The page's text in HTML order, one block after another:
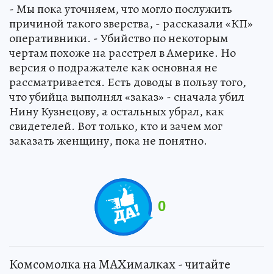
- Мы пока уточняем, что могло послужить
причиной такого зверства, - рассказали «КП»
оперативники. - Убийство по некоторым
чертам похоже на расстрел в Америке. Но
версия о подражателе как основная не
рассматривается. Есть доводы в пользу того,
что убийца выполнял «заказ» - сначала убил
Нину Кузнецову, а остальных убрал, как
свидетелей. Вот только, кто и зачем мог
заказать женщину, пока не понятно.
0
Комсомолка на MAXималках - читайте